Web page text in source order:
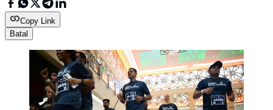
Copy Link
Batal